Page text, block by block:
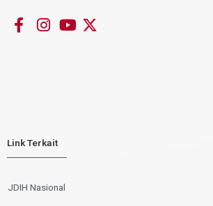
Link Terkait
JDIH Nasional